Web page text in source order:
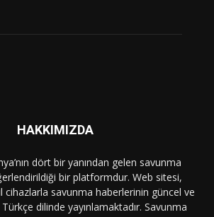
HAKKIMIZDA
dört bir yanından gelen savunma
bir platformdur. Web sitesi,
savunma haberlerinin güncel ve
dilinde yayınlamaktadır. Savunma